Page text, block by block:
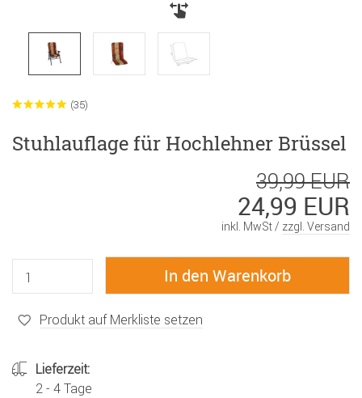
(35)
Stuhlauflage für Hochlehner Brüssel
39,99 EUR
24,99 EUR
inkl. MwSt / zzgl. Versand
Produkt auf Merkliste setzen
Lieferzeit:
2 - 4 Tage